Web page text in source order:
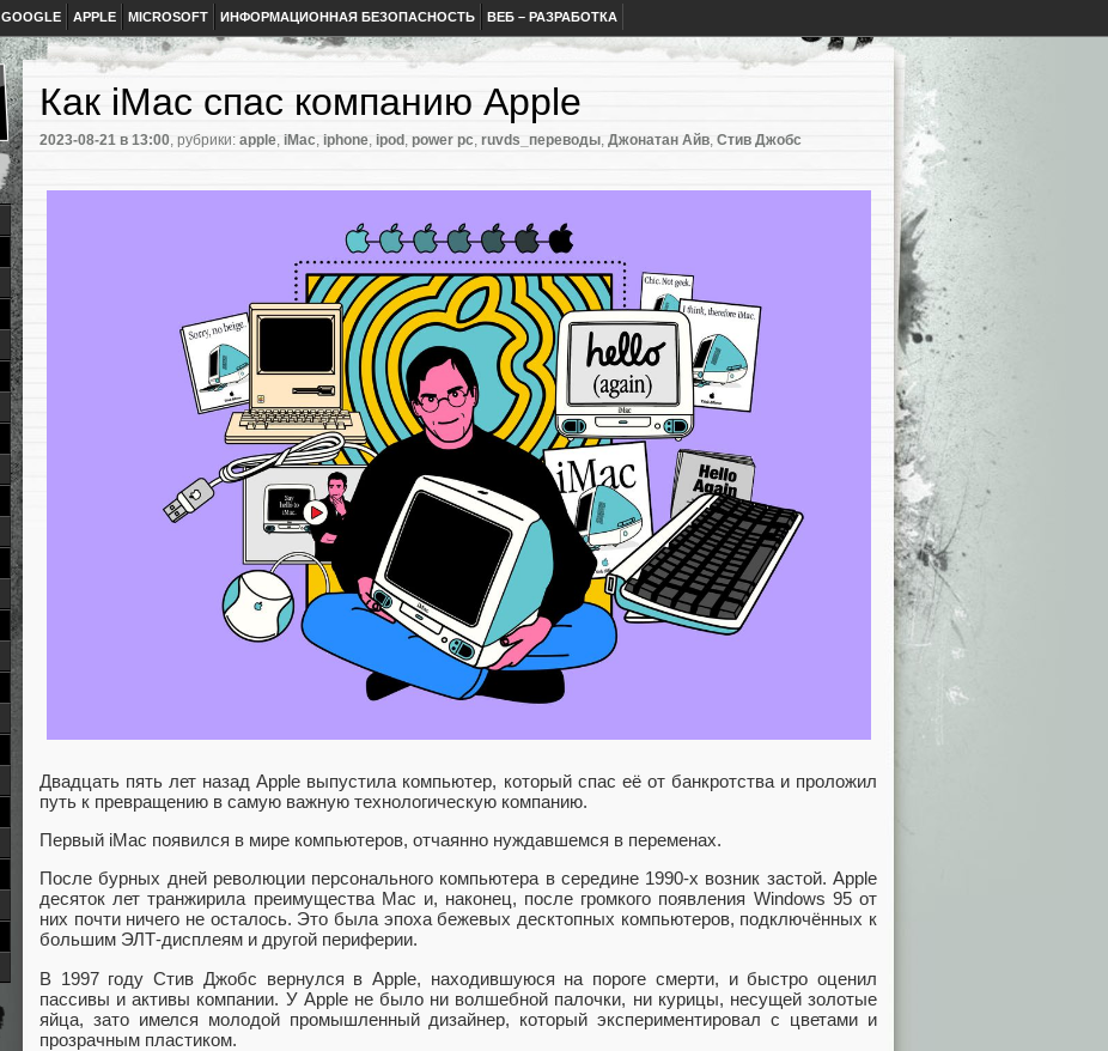
GOOGLE APPLE MICROSOFT ИНФОРМАЦИОННАЯ БЕЗОПАСНОСТЬ ВЕБ – РАЗРАБОТКА
Как iMac спас компанию Apple
2023-08-21 в 13:00, рубрики: apple, iMac, iphone, ipod , power pc, ruvds_переводы, Джонатан Айв, Стив Джобс
Двадцать пять лет назад Apple выпустила компьютер, который спас её от банкротства и проложил
путь к превращению в самую важную технологическую компанию.
Первый iMac появился в мире компьютеров, отчаянно нуждавшемся в переменах.
После бурных дней революции персонального компьютера в середине 1990-х возник застой. Apple
десяток лет транжирила преимущества Mac и, наконец, после громкого появления Windows 95 от
них почти ничего не осталось. Это была эпоха бежевых десктопных компьютеров, подключённых к
большим ЭЛТ-дисплеям и другой периферии.
В 1997 году Стив Джобс вернулся в Apple, находившуюся на пороге смерти, и быстро оценил
пассивы и активы компании. У Apple не было ни волшебной палочки, ни курицы, несущей золотые
яйца, зато имелся молодой промышленный дизайнер, который экспериментировал с цветами и
прозрачным пластиком.